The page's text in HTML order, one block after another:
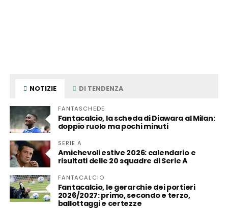
NOTIZIE DI TENDENZA
FANTASCHEDE
Fantacalcio, la scheda di Diawara al Milan:
doppio ruolo ma pochi minuti
SERIE A
Amichevoli estive 2026: calendario e
risultati delle 20 squadre di Serie A
FANTACALCIO
Fantacalcio, le gerarchie dei portieri
2026/2027: primo, secondo e terzo,
ballottaggi e certezze